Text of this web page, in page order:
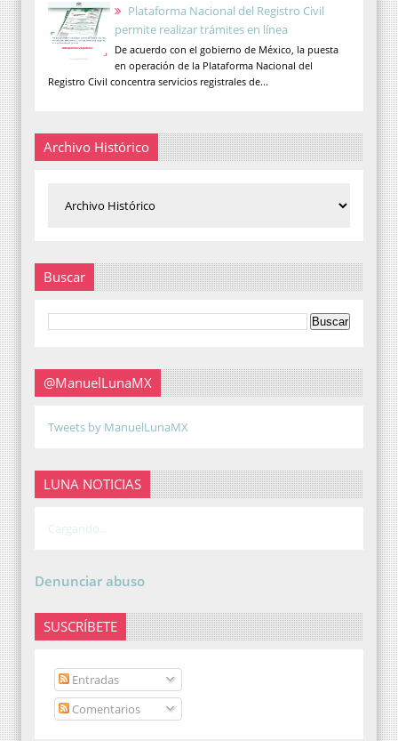
Plataforma Nacional del Registro Civil
permite realizar trámites en línea
De acuerdo con el gobierno de México, la puesta
en operación de la Plataforma Nacional del
Registro Civil concentra servicios registrales de...
Archivo Histórico
Buscar
@ManuelLunaMX
Tweets by ManuelLunaMX
LUNA NOTICIAS
Cargando...
Denunciar abuso
SUSCRÍBETE
Entradas
Comentarios